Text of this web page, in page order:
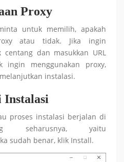
Proxy
untuk memilih, apakah
atau tidak. Jika ingin
centang dan masukkan URL
ingin menggunakan proxy,
instalasi.
Instalasi
proses instalasi berjalan di
yaitu
sudah benar, klik Install.